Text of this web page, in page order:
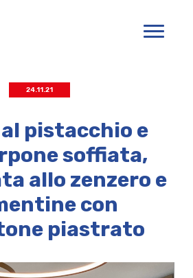
24.11.21
pistacchio e
soffiata,
allo zenzero e
con
piastrato